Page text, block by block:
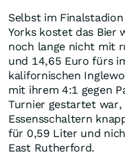
Selbst im
Yorks kostet das Bier
noch lange nicht mit
und 14,65 Euro fürs
kalifornischen
mit ihrem 4:1 gegen
Turnier gestartet
Essensschaltern
für 0,59 Liter und
East Rutherford.